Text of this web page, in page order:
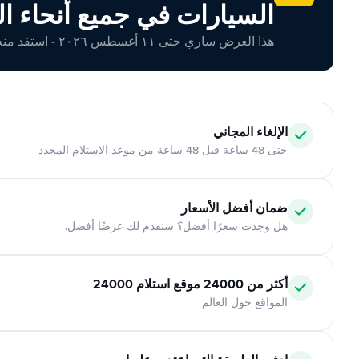
السيارات في جميع أنحاء
هذا العرض ساري حتى ١١ أغسطس ٢٠٢٦ - استفد منه اليوم!
الإلغاء المجاني
حتى 48 ساعة قبل 48 ساعة من موعد الاستلام المحدد
ضمان أفضل الأسعار
هل وجدت سعرًا أفضل؟ سنقدم لك عرضًا أفضل.
أكثر من 24000 موقع استلام 24000
المواقع حول العالم